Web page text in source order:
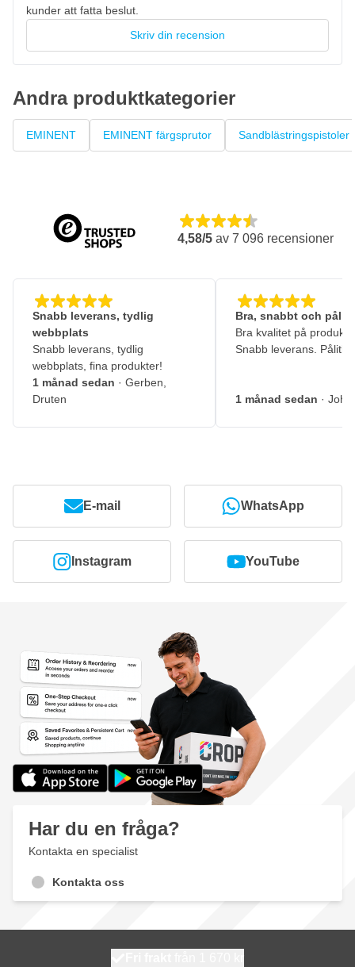
kunder att fatta beslut.
Skriv din recension
Andra produktkategorier
EMINENT EMINENT färgsprutor Sandblästringspistoler
4,58/5 av 7 096 recensioner
Snabb leverans, tydlig
webbplats
Snabb leverans, tydlig
webbplats, fina produkter!
1 månad sedan · Gerben,
Druten
Bra, snabbt och
Bra kvalitet på
Snabb leverans.
1 månad sedan ·
E-mail WhatsApp
Instagram YouTube
Har du en fråga?
Kontakta en specialist
Kontakta oss